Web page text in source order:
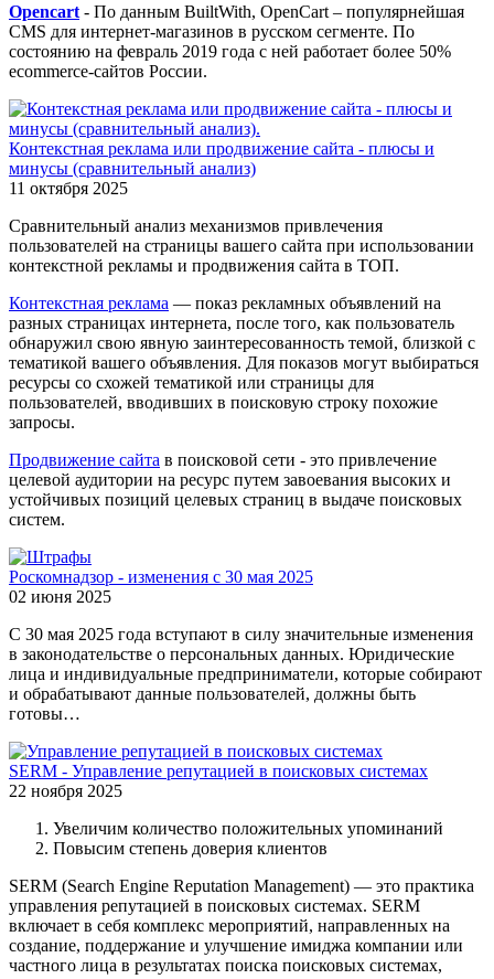
Opencart - По данным BuiltWith, OpenCart – популярнейшая
CMS для интернет-магазинов в русском сегменте. По
состоянию на февраль 2019 года с ней работает более 50%
ecommerce-сайтов России.
Контекстная реклама или продвижение сайта - плюсы и
минусы (сравнительный анализ)
11 октября 2025
Сравнительный анализ механизмов привлечения
пользователей на страницы вашего сайта при использовании
контекстной рекламы и продвижения сайта в ТОП.
Контекстная реклама — показ рекламных объявлений на
разных страницах интернета, после того, как пользователь
обнаружил свою явную заинтересованность темой, близкой с
тематикой вашего объявления. Для показов могут выбираться
ресурсы со схожей тематикой или страницы для
пользователей, вводивших в поисковую строку похожие
запросы.
Продвижение сайта в поисковой сети - это привлечение
целевой аудитории на ресурс путем завоевания высоких и
устойчивых позиций целевых страниц в выдаче поисковых
систем.
Роскомнадзор - изменения с 30 мая 2025
02 июня 2025
С 30 мая 2025 года вступают в силу значительные изменения
в законодательстве о персональных данных. Юридические
лица и индивидуальные предприниматели, которые собирают
и обрабатывают данные пользователей, должны быть
готовы…
SERM - Управление репутацией в поисковых системах
22 ноября 2025
Увеличим количество положительных упоминаний
Повысим степень доверия клиентов
SERM (Search Engine Reputation Management) — это практика
управления репутацией в поисковых системах. SERM
включает в себя комплекс мероприятий, направленных на
создание, поддержание и улучшение имиджа компании или
частного лица в результатах поиска поисковых системах,